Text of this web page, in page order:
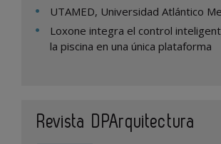
UTAMED, Universidad Atlántico
Loxone integra el control
la piscina en una única plataforma
Revista DPArquitectura